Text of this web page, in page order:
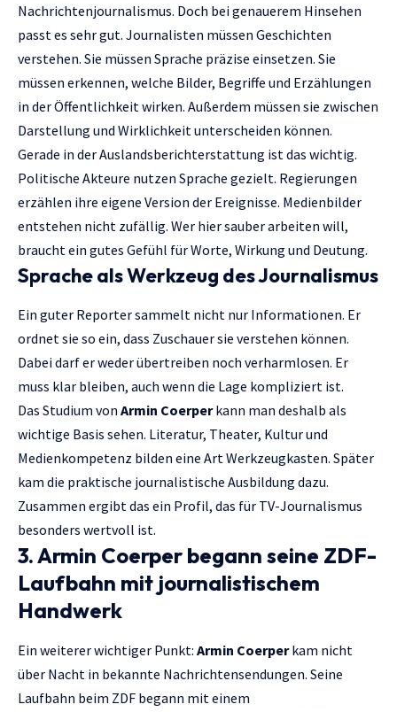
Nachrichtenjournalismus. Doch bei genauerem Hinsehen
passt es sehr gut. Journalisten müssen Geschichten
verstehen. Sie müssen Sprache präzise einsetzen. Sie
müssen erkennen, welche Bilder, Begriffe und Erzählungen
in der Öffentlichkeit wirken. Außerdem müssen sie zwischen
Darstellung und Wirklichkeit unterscheiden können.
Gerade in der Auslandsberichterstattung ist das wichtig.
Politische Akteure nutzen Sprache gezielt. Regierungen
erzählen ihre eigene Version der Ereignisse. Medienbilder
entstehen nicht zufällig. Wer hier sauber arbeiten will,
braucht ein gutes Gefühl für Worte, Wirkung und Deutung.
Sprache als Werkzeug des Journalismus
Ein guter Reporter sammelt nicht nur Informationen. Er
ordnet sie so ein, dass Zuschauer sie verstehen können.
Dabei darf er weder übertreiben noch verharmlosen. Er
muss klar bleiben, auch wenn die Lage kompliziert ist.
Das Studium von Armin Coerperkann man deshalb als
wichtige Basis sehen. Literatur, Theater, Kultur und
Medienkompetenz bilden eine Art Werkzeugkasten. Später
kam die praktische journalistische Ausbildung dazu.
Zusammen ergibt das ein Profil, das für TV-Journalismus
besonders wertvoll ist.
3. Armin Coerper begann seine ZDF-
Laufbahn mit journalistischem
Handwerk
Ein weiterer wichtiger Punkt: Armin Coerperkam nicht
über Nacht in bekannte Nachrichtensendungen. Seine
Laufbahn beim ZDF begann mit einem